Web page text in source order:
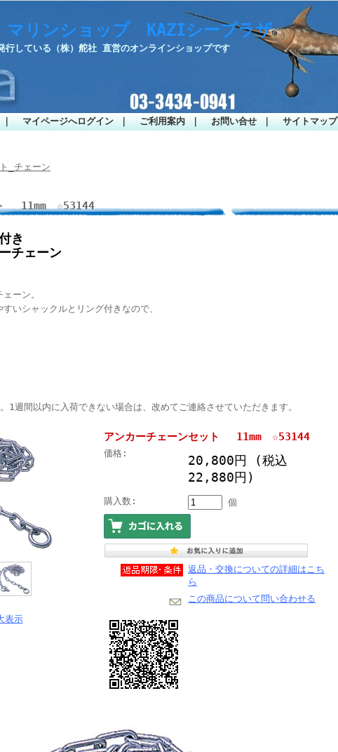
マリンショップ KAZIシープラザ
している（株）舵社 直営のオンラインショップです
マイページへログイン ご利用案内 お問い合せ サイトマップ
_チェーン
ト 11mm ☆53144
き
チェーン
ーン。
いシャックルとリング付きなので、
1週間以内に入荷できない場合は、改めてご連絡させていただきます。
表示
アンカーチェーンセット 11mm ☆53144
価格: 20,800円
(税込
22,880円)
購入数: 個
返品・交換についての詳細はこち
ら
この商品について問い合わせる